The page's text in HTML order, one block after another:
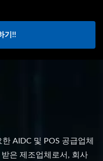
기!!
AIDC 및 POS 공급업체
은 제조업체로서, 회사